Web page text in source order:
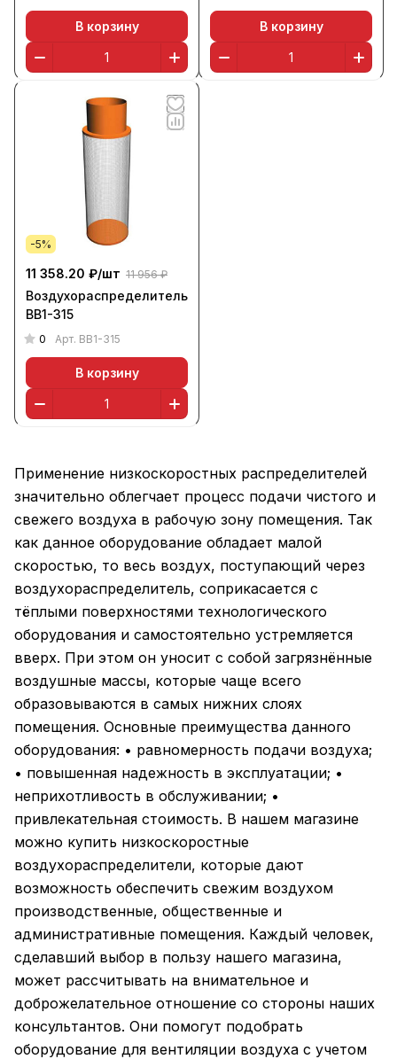
В корзину В корзину
-5%
11 358.20 ₽/шт 11 956 ₽
Воздухораспределитель
ВВ1-315
0 Арт. ВВ1-315
В корзину
Применение низкоскоростных распределителей
значительно облегчает процесс подачи чистого и
свежего воздуха в рабочую зону помещения. Так
как данное оборудование обладает малой
скоростью, то весь воздух, поступающий через
воздухораспределитель, соприкасается с
тёплыми поверхностями технологического
оборудования и самостоятельно устремляется
вверх. При этом он уносит с собой загрязнённые
воздушные массы, которые чаще всего
образовываются в самых нижних слоях
помещения. Основные преимущества данного
оборудования: • равномерность подачи воздуха;
• повышенная надежность в эксплуатации; •
неприхотливость в обслуживании; •
привлекательная стоимость. В нашем магазине
можно купить низкоскоростные
воздухораспределители, которые дают
возможность обеспечить свежим воздухом
производственные, общественные и
административные помещения. Каждый человек,
сделавший выбор в пользу нашего магазина,
может рассчитывать на внимательное и
доброжелательное отношение со стороны наших
консультантов. Они помогут подобрать
оборудование для вентиляции воздуха с учетом